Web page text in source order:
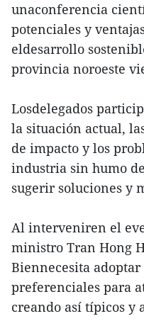
unaconferencia
potenciales y
eldesarrollo
provincia noroeste
Losdelegados
la situación actual,
de impacto y los
industria sin humo
sugerir soluciones y
Al interveniren el
ministro Tran Hong
Biennecesita
preferenciales para
creando así típicos y